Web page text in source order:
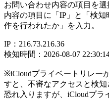
お問い合わせ内容の項目を
内容の項目に「IP」と「検
作を行われたか」を入力。
IP：216.73.216.36
検知時間：2026-08-07
※iCloudプライベートリレー
すと、不審なアクセスと検知
恐れ入りますが、iCloudプラ